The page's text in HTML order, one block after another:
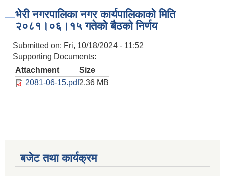
भेरी नगरपालिका नगर कार्यपालिकाको मिति
२०८१।०६।१५ गतेको बैठको निर्णय
Submitted on: Fri, 10/18/2024 - 11:52
Supporting Documents:
Attachment
Size
2081-06-15.pdf2.36 MB
बजेट तथा कार्यक्रम